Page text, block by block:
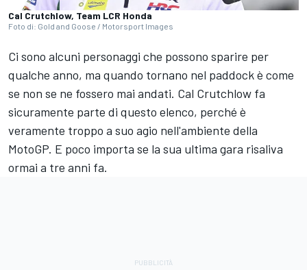
Cal Crutchlow, Team LCR Honda
Foto di: Gold and Goose / Motorsport Images
Ci sono alcuni personaggi che possono sparire per
qualche anno, ma quando tornano nel paddock è come
se non se ne fossero mai andati. Cal Crutchlow fa
sicuramente parte di questo elenco, perché è
veramente troppo a suo agio nell'ambiente della
MotoGP. E poco importa se la sua ultima gara risaliva
ormai a tre anni fa.